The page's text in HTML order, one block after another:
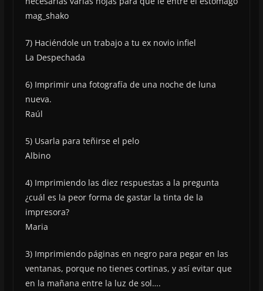
mag_shako
7) Haciéndole un trabajo a tu ex novio infiel
La Despechada
6) Imprimir una fotografía de una noche de luna
nueva.
Raúl
5) Usarla para teñirse el pelo
Albino
4) Imprimiendo las diez respuestas a la pregunta
¿cuál es la peor forma de gastar la tinta de la
impresora?
Maria
3) Imprimiendo páginas en negro para pegar en las
ventanas, porque no tienes cortinas, y así evitar que
en la mañana entre la luz de sol….